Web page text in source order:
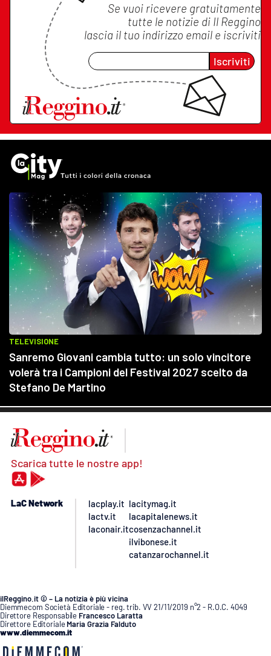
Se vuoi ricevere gratuitamente
tutte le notizie di Il Reggino
lascia il tuo indirizzo email e iscriviti
Iscriviti
Scarica tutte le nostre app!
LaC Network
lacplay.it
lactv.it
laconair.it
lacitymag.it
lacapitalenews.it
cosenzachannel.it
ilvibonese.it
catanzarochannel.it
ilReggino.it © – La notizia è più vicina
Diemmecom Società Editoriale - reg. trib. VV 21/11/2019 n°2 - R.O.C. 4049
Direttore Responsabile Francesco Laratta
Direttore Editoriale Maria Grazia Falduto
www.diemmecom.it